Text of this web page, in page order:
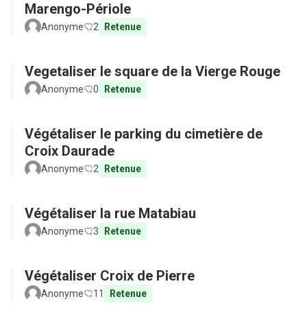
Marengo-Périole
Anonyme 2 Retenue
Vegetaliser le square de la Vierge Rouge
Anonyme 0 Retenue
Végétaliser le parking du cimetière de
Croix Daurade
Anonyme 2 Retenue
Végétaliser la rue Matabiau
Anonyme 3 Retenue
Végétaliser Croix de Pierre
Anonyme 11 Retenue